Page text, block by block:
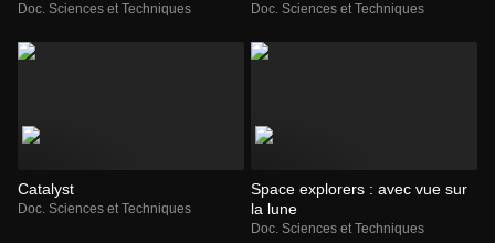
Doc. Sciences et Techniques Doc. Sciences et Techniques
Catalyst
Doc. Sciences et Techniques
Space explorers : avec vue sur
la lune
Doc. Sciences et Techniques